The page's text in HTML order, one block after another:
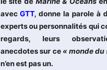
avecGTT, donne la parole à
experts ou personnalités qui
regards, leurs
anecdotes sur ce « monde du
n’en est pas un.